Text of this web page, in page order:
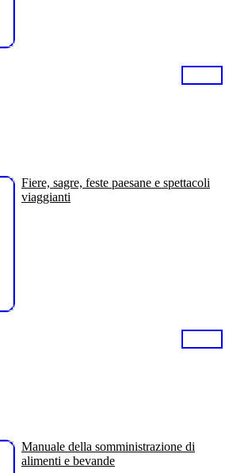
Fiere, sagre, feste paesane e spettacoli
viaggianti
Manuale della somministrazione di
alimenti e bevande